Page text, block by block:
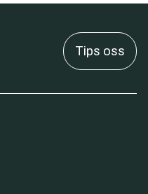
Tips oss